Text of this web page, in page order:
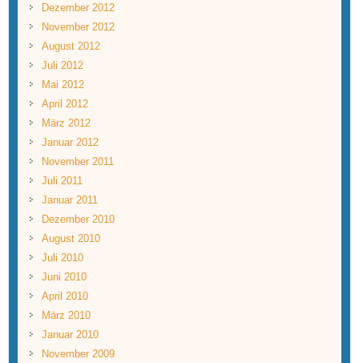
Dezember 2012
November 2012
August 2012
Juli 2012
Mai 2012
April 2012
März 2012
Januar 2012
November 2011
Juli 2011
Januar 2011
Dezember 2010
August 2010
Juli 2010
Juni 2010
April 2010
März 2010
Januar 2010
November 2009